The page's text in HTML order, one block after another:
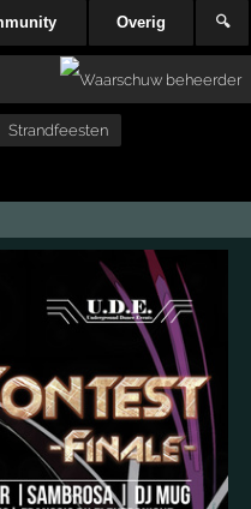
Overig 🔍
Strandfeesten